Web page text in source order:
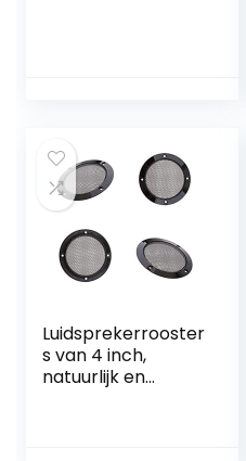
Luidsprekerrooster
s van 4 inch,
natuurlijk en